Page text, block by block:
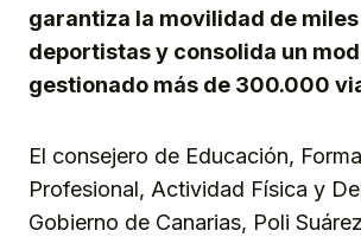
garantiza la movilidad de
deportistas y consolida un
gestionado más de 300.000
El consejero de Educación,
Profesional, Actividad Física y
Gobierno de Canarias, Poli